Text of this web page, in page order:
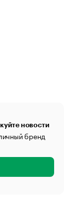
новости
бренд